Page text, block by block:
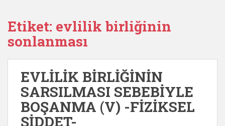
Etiket: evlilik birliğinin
sonlanması
EVLİLİK BİRLİĞİNİN
SARSILMASI SEBEBİYLE
BOŞANMA (V) -FİZİKSEL
ŞİDDET-